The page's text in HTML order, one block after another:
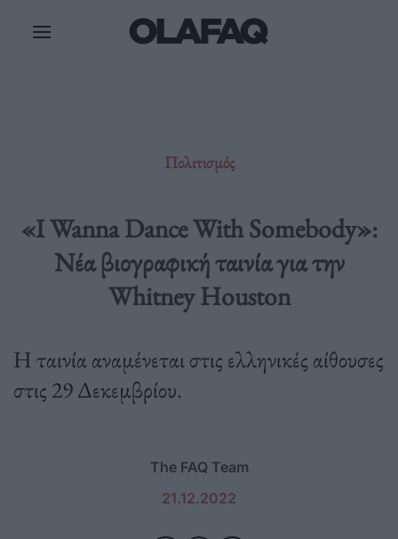
Πολιτισμός
«I Wanna Dance With Somebody»:
Νέα βιογραφική ταινία για την
Whitney Houston
Η ταινία αναμένεται στις ελληνικές αίθουσες
στις 29 Δεκεμβρίου.
The FAQ Team
21.12.2022